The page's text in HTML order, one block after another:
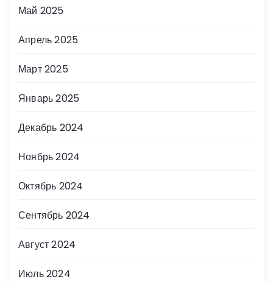
Май 2025
Апрель 2025
Март 2025
Январь 2025
Декабрь 2024
Ноябрь 2024
Октябрь 2024
Сентябрь 2024
Август 2024
Июль 2024